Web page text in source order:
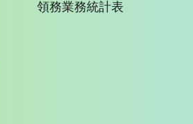
領務業務統計表